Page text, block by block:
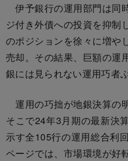
伊予銀行の運用部門は同
ジ付き外債への投資を抑制
のポジションを徐々に増や
売却。その結果、巨額の運
銀には見られない運用巧者
運用の巧拙が地銀決算の
そこで24年3月期の最新決
示す全105行の運用総合利
ページでは、市場環境が好